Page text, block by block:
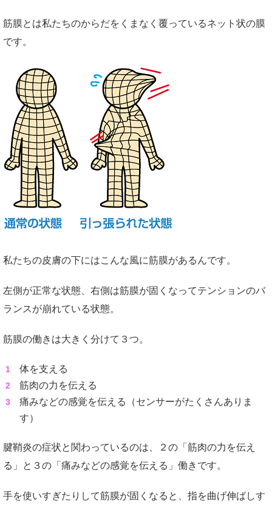
筋膜とは私たちのからだをくまなく覆っているネット状の膜
です。
私たちの皮膚の下にはこんな風に筋膜があるんです。
左側が正常な状態、右側は筋膜が固くなってテンションのバ
ランスが崩れている状態。
筋膜の働きは大きく分けて３つ。
体を支える
筋肉の力を伝える
痛みなどの感覚を伝える（センサーがたくさんありま
す）
腱鞘炎の症状と関わっているのは、２の「筋肉の力を伝え
る」と３の「痛みなどの感覚を伝える」働きです。
手を使いすぎたりして筋膜が固くなると、指を曲げ伸ばしす